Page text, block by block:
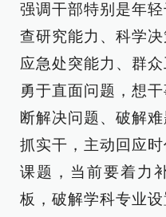
强调干部特别是年
查研究能力、科学决
应急处突能力、群
勇于直面问题，想
断解决问题、破解
抓实干，主动回应
课题，当前要着力
板，破解学科专业